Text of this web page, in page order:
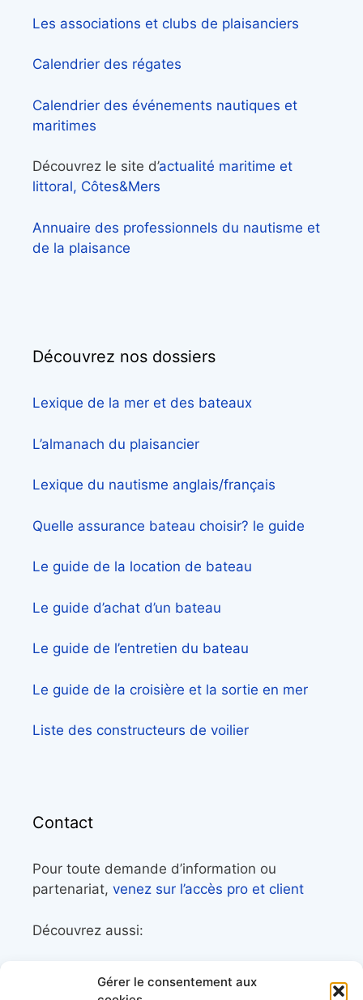
Gérer le consentement aux
Les associations et clubs de plaisanciers
Calendrier des régates
Calendrier des événements nautiques et
maritimes
Découvrez le site d’actualité maritime et
littoral, Côtes&Mers
Annuaire des professionnels du nautisme et
de la plaisance
Découvrez nos dossiers
Lexique de la mer et des bateaux
L’almanach du plaisancier
Lexique du nautisme anglais/français
Quelle assurance bateau choisir? le guide
Le guide de la location de bateau
Le guide d’achat d’un bateau
Le guide de l’entretien du bateau
Le guide de la croisière et la sortie en mer
Liste des constructeurs de voilier
Contact
Pour toute demande d’information ou
partenariat, venez sur l’accès pro et client
Découvrez aussi:
librairie maritime